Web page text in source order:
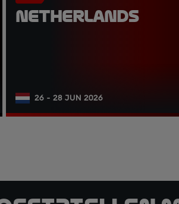
NETHERLANDS
26 - 28 JUN 2026